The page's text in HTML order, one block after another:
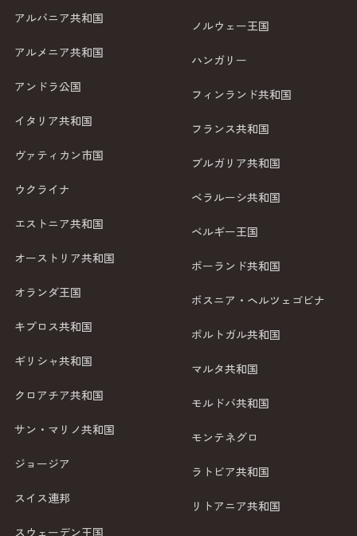
アルバニア共和国
アルメニア共和国
アンドラ公国
イタリア共和国
ヴァティカン市国
ウクライナ
エストニア共和国
オーストリア共和国
オランダ王国
キプロス共和国
ギリシャ共和国
クロアチア共和国
サン・マリノ共和国
ジョージア
スイス連邦
スウェーデン王国
ノルウェー王国
ハンガリー
フィンランド共和国
フランス共和国
ブルガリア共和国
ベラルーシ共和国
ベルギー王国
ポーランド共和国
ボスニア・ヘルツェゴビナ
ポルトガル共和国
マルタ共和国
モルドバ共和国
モンテネグロ
ラトビア共和国
リトアニア共和国